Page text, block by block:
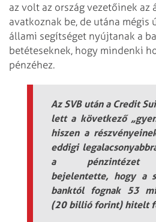
az volt az ország vezetőinek az
avatkoznak be, de utána mégis
állami segítséget nyújtanak a
betéteseknek, hogy mindenki
pénzéhez.
Az SVB után a Credit
lett a következő
hiszen a
eddigi
a pénzintézet
bejelentette, hogy a
banktól fognak 53
(20 billió forint) hitelt